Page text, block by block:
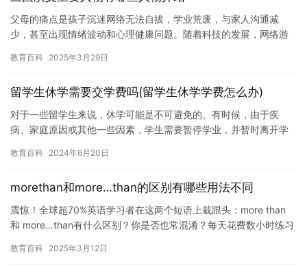
父母的痛点是孩子沉迷网络无法自拔，学业荒废，与家人沟通减
少，甚至出现情绪波动和心理健康问题。随着科技的发展，网络游
现…
教育百科 2025年3月29日
留学生休学需要交学费吗(留学生休学学费怎么办)
对于一些留学生来说，休学可能是不可避免的。有时候，由于疾
病、家庭原因或其他一些因素，学生需要暂停学业，并暂时离开学
个重要议…
教育百科 2024年6月20日
morethan和more…than的区别有哪些用法不同
震惊！全球超70%英语学习者在这两个短语上栽跟头：more than
和 more…than有什么区别？你是否也常混淆？每天花费数小时练习
教育百科 2025年3月12日